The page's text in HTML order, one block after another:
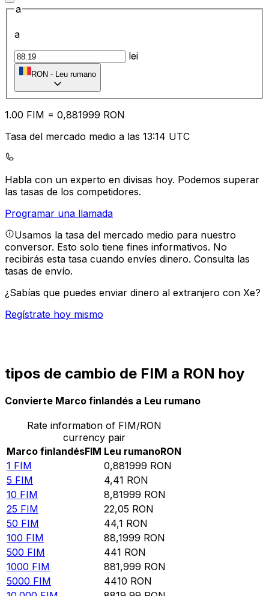
a
a
lei
RON - Leu rumano
1.00 FIM = 0,881999 RON
Tasa del mercado medio a las 13:14 UTC
Habla con un experto en divisas hoy. Podemos superar
las tasas de los competidores.
Programar una llamada
Usamos la tasa del mercado medio para nuestro
conversor. Esto solo tiene fines informativos. No
recibirás esta tasa cuando envíes dinero. Consulta las
tasas de envío.
¿Sabías que puedes enviar dinero al extranjero con Xe?
Regístrate hoy mismo
tipos de cambio de FIM a RON hoy
Convierte Marco finlandés a Leu rumano
Rate information of FIM/RON
currency pair
Marco finlandésFIM Leu rumanoRON
1 FIM 0,881999 RON
5 FIM 4,41 RON
10 FIM 8,81999 RON
25 FIM 22,05 RON
50 FIM 44,1 RON
100 FIM 88,1999 RON
500 FIM 441 RON
1000 FIM 881,999 RON
5000 FIM 4410 RON